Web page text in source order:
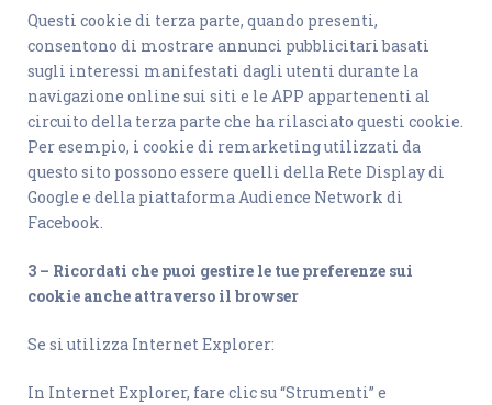
Questi cookie di terza parte, quando presenti,
consentono di mostrare annunci pubblicitari basati
sugli interessi manifestati dagli utenti durante la
navigazione online sui siti e le APP appartenenti al
circuito della terza parte che ha rilasciato questi cookie.
Per esempio, i cookie di remarketing utilizzati da
questo sito possono essere quelli della Rete Display di
Google e della piattaforma Audience Network di
Facebook.
3 – Ricordati che puoi gestire le tue preferenze sui
cookie anche attraverso il browser
Se si utilizza Internet Explorer:
In Internet Explorer, fare clic su “Strumenti” e